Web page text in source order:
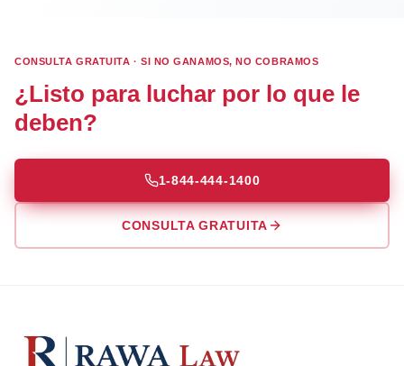
CONSULTA GRATUITA · SI NO GANAMOS, NO COBRAMOS
¿Listo para luchar por lo que le
deben?
1-844-444-1400
CONSULTA GRATUITA